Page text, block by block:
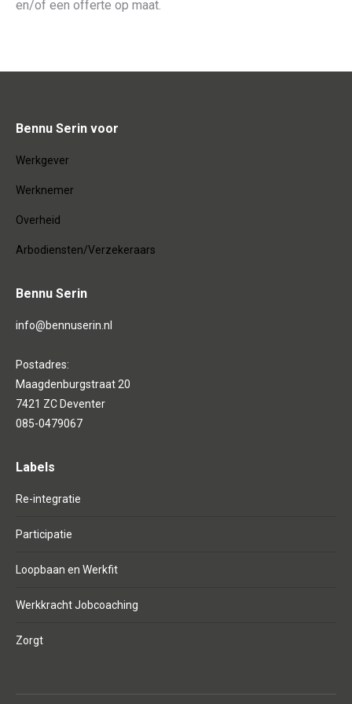
en/of een offerte op maat.
Bennu Serin voor
Werkgever
Werknemer
Overheid
Arbodiensten/Verzekeraars
Bennu Serin
info@bennuserin.nl
Postadres:
Maagdenburgstraat 20
7421 ZC Deventer
085-0479067
Labels
Re-integratie
Participatie
Loopbaan en Werkfit
Werkkracht Jobcoaching
Zorgt